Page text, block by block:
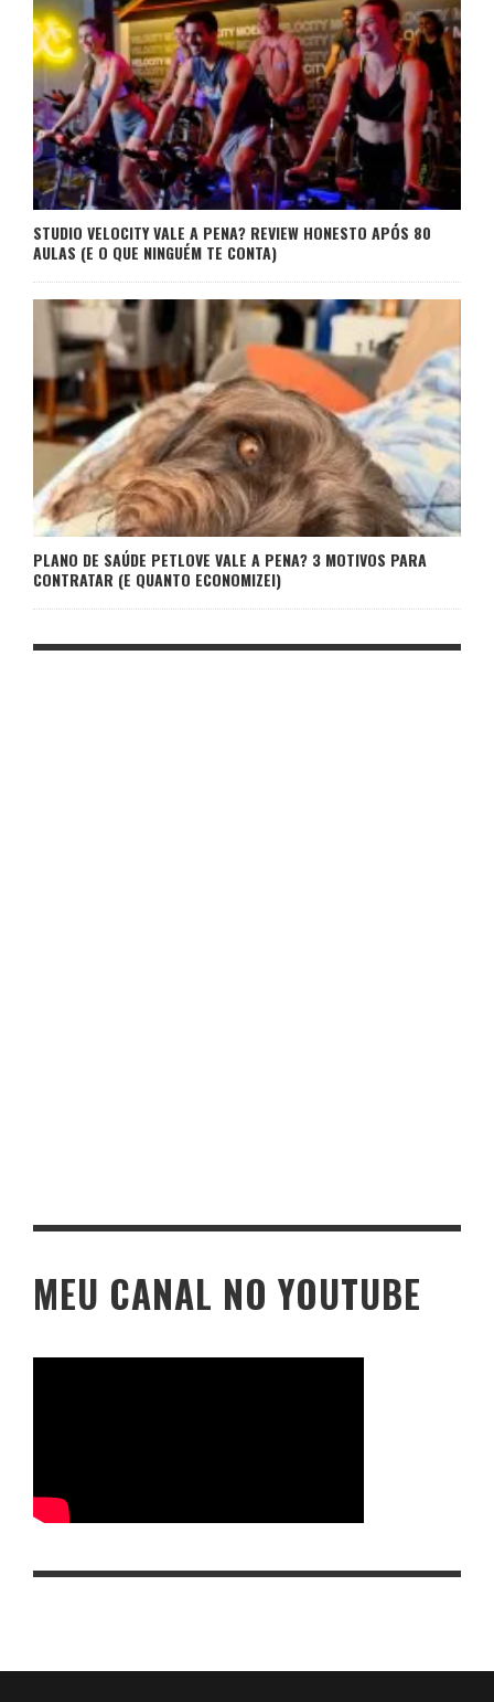
STUDIO VELOCITY VALE A PENA? REVIEW HONESTO APÓS 80
AULAS (E O QUE NINGUÉM TE CONTA)
PLANO DE SAÚDE PETLOVE VALE A PENA? 3 MOTIVOS PARA
CONTRATAR (E QUANTO ECONOMIZEI)
MEU CANAL NO YOUTUBE